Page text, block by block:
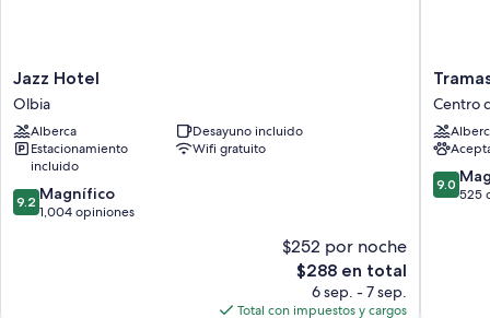
comodidades como aire acondicionado, al igual que beneficios como
Otros servicios que también encontrarás son:
Baños con regaderas y bidets
Televisiones LCD con canales vía satélite
Calefacción, servicio de limpieza diario y escritorios
Jazz
Hotel
Olbia
Jazz Hotel
Olbia
Alberca
Desayuno incluido
Estacionamiento
incluido
Wifi gratuito
9.2
de
9.2 Magnífico
1,004 opiniones
$252 por noche
El
precio
actual
$288 en total
6 sep. - 7 sep.
Total con impuestos y cargos
Tramas
Hotel
&
SPA
Centro
de
la
Centro
9.0
de
9.0
525